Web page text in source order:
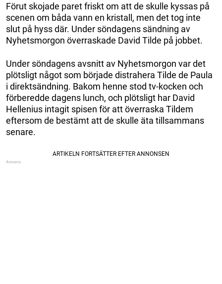
Förut skojade paret friskt om att de skulle kyssas på
scenen om båda vann en kristall, men det tog inte
slut på hyss där. Under söndagens sändning av
Nyhetsmorgon överraskade David Tilde på jobbet.
Under söndagens avsnitt av Nyhetsmorgon var det
plötsligt något som började distrahera Tilde de Paula
i direktsändning. Bakom henne stod tv-kocken och
förberedde dagens lunch, och plötsligt har David
Hellenius intagit spisen för att överraska Tildem
eftersom de bestämt att de skulle äta tillsammans
senare.